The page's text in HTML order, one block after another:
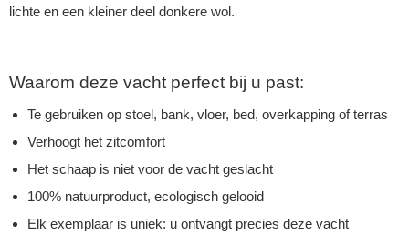
lichte en een kleiner deel donkere wol.
Waarom deze vacht perfect bij u past:
Te gebruiken op stoel, bank, vloer, bed, overkapping of terras
Verhoogt het zitcomfort
Het schaap is niet voor de vacht geslacht
100% natuurproduct, ecologisch gelooid
Elk exemplaar is uniek: u ontvangt precies deze vacht